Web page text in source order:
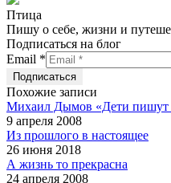
Птица
Пишу о себе, жизни и
Подписаться на блог
Email *
Похожие записи
Михаил Дымов «Дети пишут
9 апреля 2008
Из прошлого в настоящее
26 июня 2018
А жизнь то прекрасна
24 апреля 2008